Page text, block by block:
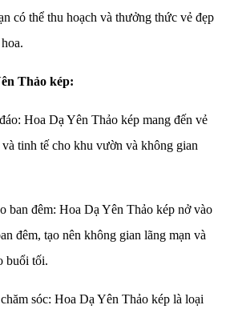
có thể thu hoạch và thưởng thức vẻ đẹp
Thảo kép:
Hoa Dạ Yên Thảo kép mang đến vẻ
và tinh tế cho khu vườn và không gian
ban đêm: Hoa Dạ Yên Thảo kép nở vào
đêm, tạo nên không gian lãng mạn và
buổi tối.
sóc: Hoa Dạ Yên Thảo kép là loại